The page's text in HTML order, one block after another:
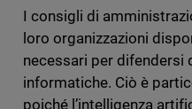
I consigli di
loro organizzazioni
necessari per difendersi
informatiche. Ciò è
poiché l’intelligenza